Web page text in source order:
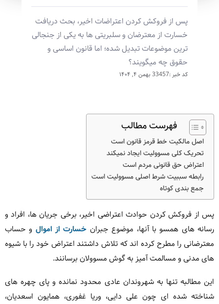
پس از فروکش کردن اعتراضات اخیر، بحث دریافت
خسارت از معترضان و سلبریتی ها به یکی از جنجالی
ترین موضوعات تبدیل شده؛ اما قانون اساسی و
حقوق چه میگویند؟
کد خبر :33457 بهمن ۴, ۱۴۰۴
فهرست مطالب
اصل مالکیت خط قرمز قانون است
تحریک کلی مسوولیت ایجاد نمیکند
اعتراض حق قانونی مردم است
رابطه سببیت شرط اصلی مسوولیت است
جمع بندی کوتاه
پس از فروکش کردن حوادث اعتراضی اخیر، برخی جریان ها، افراد و
رسانه های همسو با آنها، موضوع جبران خسارت از اموال و حساب
معترضانی را مطرح کرده اند که تلاش داشتند اعتراض خود را با شیوه
های مدنی و مسالمت آمیز به گوش مسوولان برسانند.
این مطالبه تنها به شهروندان عادی محدود نمانده و پای چهره های
شناخته شده ای چون علی دایی، وریا غفوری، همایون اسعدیان،